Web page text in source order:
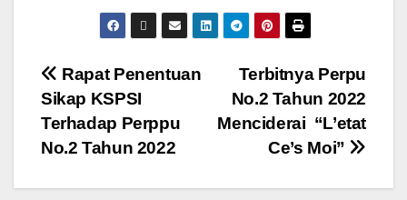
Terbitnya Perpu
No.2 Tahun 2022
Menciderai “L’etat
Ce’s Moi”
Rapat Penentuan
Sikap KSPSI
Terhadap Perppu
No.2 Tahun 2022